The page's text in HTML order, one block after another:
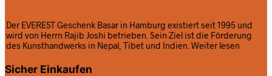
Der EVEREST Geschenk Basar in Hamburg existiert seit 1995 und
wird von Herrn Rajib Joshi betrieben. Sein Ziel ist die Förderung
des Kunsthandwerks in Nepal, Tibet und Indien. Weiter lesen
Sicher Einkaufen